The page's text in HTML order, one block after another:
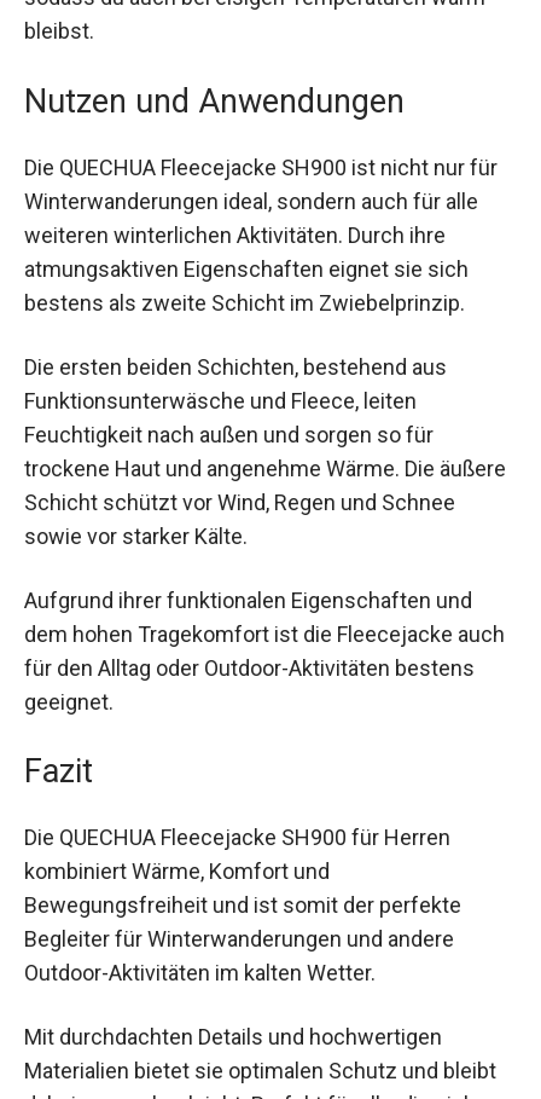
Luft, sodass du auch bei eisigen Temperaturen
warm bleibst.
Nutzen und Anwendungen
Die QUECHUA Fleecejacke SH900 ist nicht nur für
Winterwanderungen ideal, sondern auch für alle
weiteren winterlichen Aktivitäten. Durch ihre
atmungsaktiven Eigenschaften eignet sie sich
bestens als zweite Schicht im Zwiebelprinzip.
Die ersten beiden Schichten, bestehend aus
Funktionsunterwäsche und Fleece, leiten
Feuchtigkeit nach außen und sorgen so für
trockene Haut und angenehme Wärme. Die
äußere Schicht schützt vor Wind, Regen und
Schnee sowie vor starker Kälte.
Aufgrund ihrer funktionalen Eigenschaften und
dem hohen Tragekomfort ist die Fleecejacke
auch für den Alltag oder Outdoor-Aktivitäten
bestens geeignet.
Fazit
Die QUECHUA Fleecejacke SH900 für Herren
kombiniert Wärme, Komfort und
Bewegungsfreiheit und ist somit der perfekte
Begleiter für Winterwanderungen und andere
Outdoor-Aktivitäten im kalten Wetter.
Mit durchdachten Details und hochwertigen
Materialien bietet sie optimalen Schutz und bleibt